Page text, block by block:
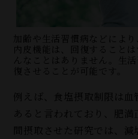
加齢や生活習慣病などによ
内皮機能は、回復すること
んなことはありません。生
復させることが可能です。
例えば、食塩摂取制限は
あると言われており、肥
間摂取させた研究では、減